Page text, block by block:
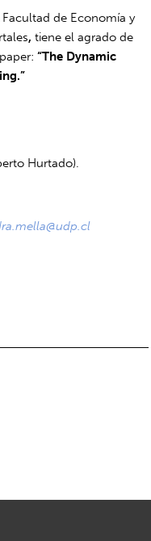
de Economía y
,tiene el agrado de
“The Dynamic
Hurtado).